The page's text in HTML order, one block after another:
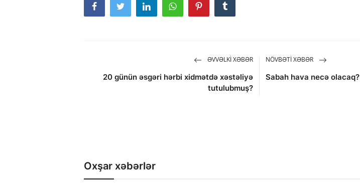
ƏVVƏLKI XƏBƏR
20 günün əsgəri hərbi xidmətdə xəstəliyə
tutulubmuş?
NÖVBƏTI XƏBƏR
Sabah hava necə olacaq?
Oxşar xəbərlər